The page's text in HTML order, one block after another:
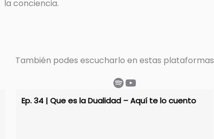
la conciencia.
También podes escucharlo en estas plataformas
Spotify
YouTube
Ep. 34 | Que es la Dualidad – Aquí te lo cuento